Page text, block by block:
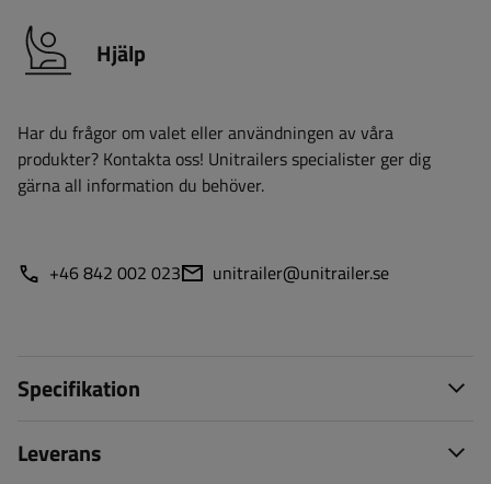
Hjälp
Har du frågor om valet eller användningen av våra
produkter? Kontakta oss! Unitrailers specialister ger dig
gärna all information du behöver.
+46 842 002 023 unitrailer@unitrailer.se
Specifikation
Leverans